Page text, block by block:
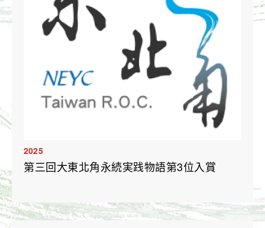
2025
第三回大東北角永続実践物語第3位入賞